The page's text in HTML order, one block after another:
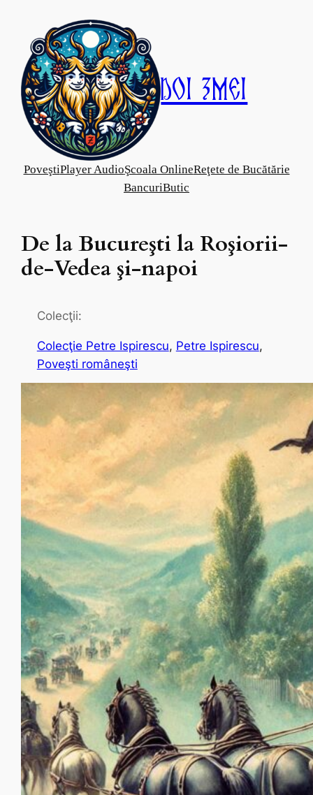
content
Doi Zmei
PoveştiPlayer AudioŞcoala OnlineReţete de Bucătărie
BancuriButic
De la Bucureşti la Roşiorii-
de-Vedea şi-napoi
Colecţii:
Colecţie Petre Ispirescu, Petre Ispirescu
Poveşti româneşti